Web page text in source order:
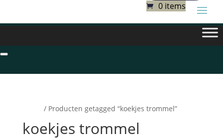
0 items
/ Producten getagged “koekjes trommel”
koekjes trommel